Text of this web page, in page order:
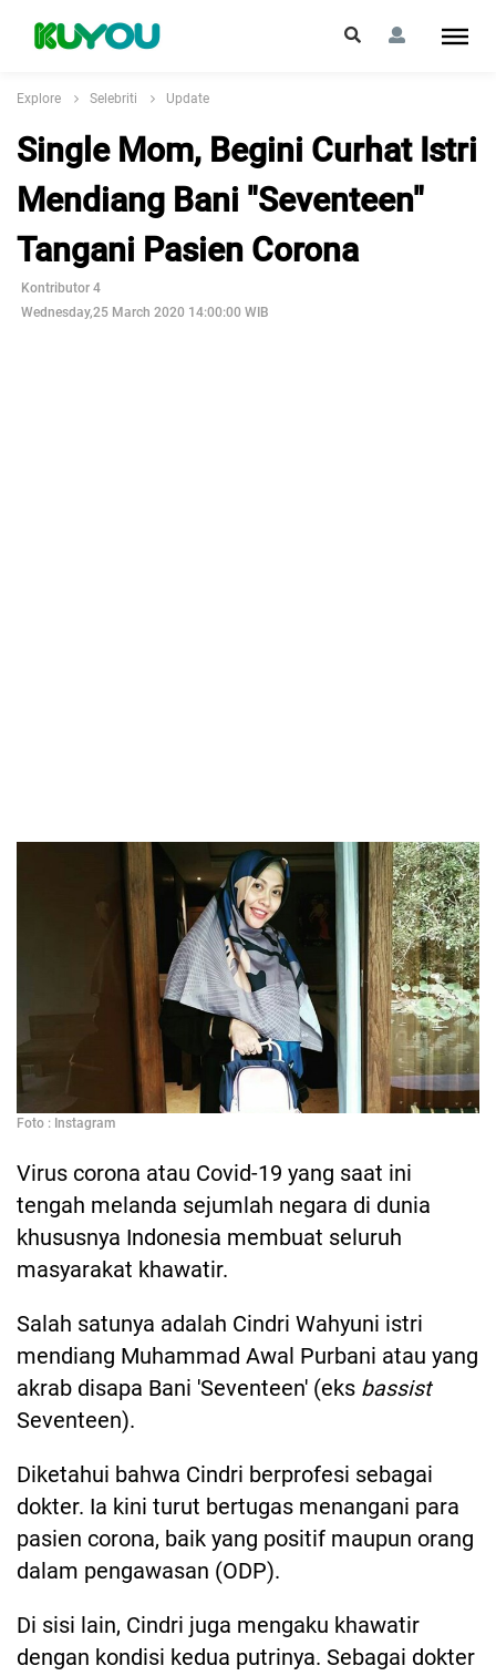
Explore Selebriti Update
Single Mom, Begini Curhat Istri
Mendiang Bani "Seventeen"
Tangani Pasien Corona
Kontributor 4
Wednesday,25 March 2020 14:00:00 WIB
Foto : Instagram
Virus corona atau Covid-19 yang saat ini
tengah melanda sejumlah negara di dunia
khususnya Indonesia membuat seluruh
masyarakat khawatir.
Salah satunya adalah Cindri Wahyuni istri
mendiang Muhammad Awal Purbani atau yang
akrab disapa Bani 'Seventeen' (eks bassist
Seventeen).
Diketahui bahwa Cindri berprofesi sebagai
dokter. Ia kini turut bertugas menangani para
pasien corona, baik yang positif maupun orang
dalam pengawasan (ODP).
Di sisi lain, Cindri juga mengaku khawatir
dengan kondisi kedua putrinya. Sebagai dokter